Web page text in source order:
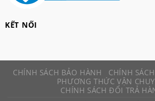
tiger
tiross
KẾT NỐI
CHÍNH SÁCH BẢO HÀNH
CHÍNH
PHƯƠNG THỨC VẬN
CHÍNH SÁCH ĐỔI TRẢ